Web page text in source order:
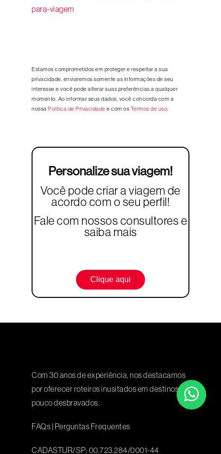
para-viagem
Estamos comprometidos em proteger e respeitar a sua
privacidade, enviaremos somente as informações de seu
interesse e você pode alterar suas preferências a qualquer
momento. Ao informar seus dados, você concorda com a
nossa Política de Privacidade e com os Termos de uso
Personalize sua viagem!
Você pode criar a viagem de
acordo com o seu perfil!
Fale com nossos consultores e
saiba mais
Clique aqui
Com 30 anos de experiência, nos destacamos
por oferecer roteiros inusitados em destinos
pouco desbravados.
FAQs | Perguntas Frequentes
CADASTUR/SP: 00.723.284/0001-44